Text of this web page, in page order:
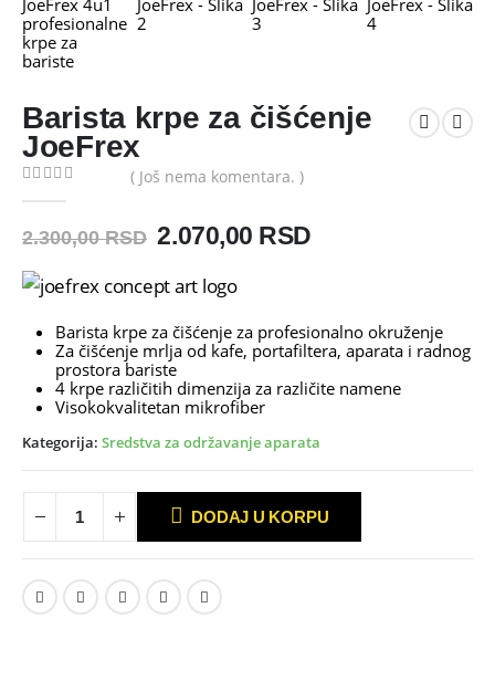
Barista krpe za čišćenje
JoeFrex
( Još nema komentara. )
2.300,00RSD Originalna
je
2.300,00 RSD.
2.070,00 RSD
Barista krpe za čišćenje za profesionalno okruženje
Za čišćenje mrlja od kafe, portafiltera, aparata i radnog
prostora bariste
4 krpe različitih dimenzija za različite namene
Visokokvalitetan mikrofiber
Kategorija: Sredstva za održavanje aparata
DODAJ U KORPU